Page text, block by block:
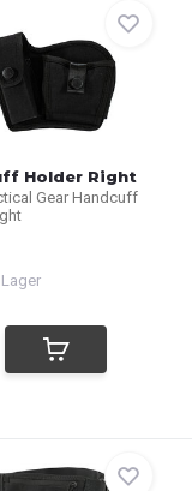
Holder Right
Gear Handcuff